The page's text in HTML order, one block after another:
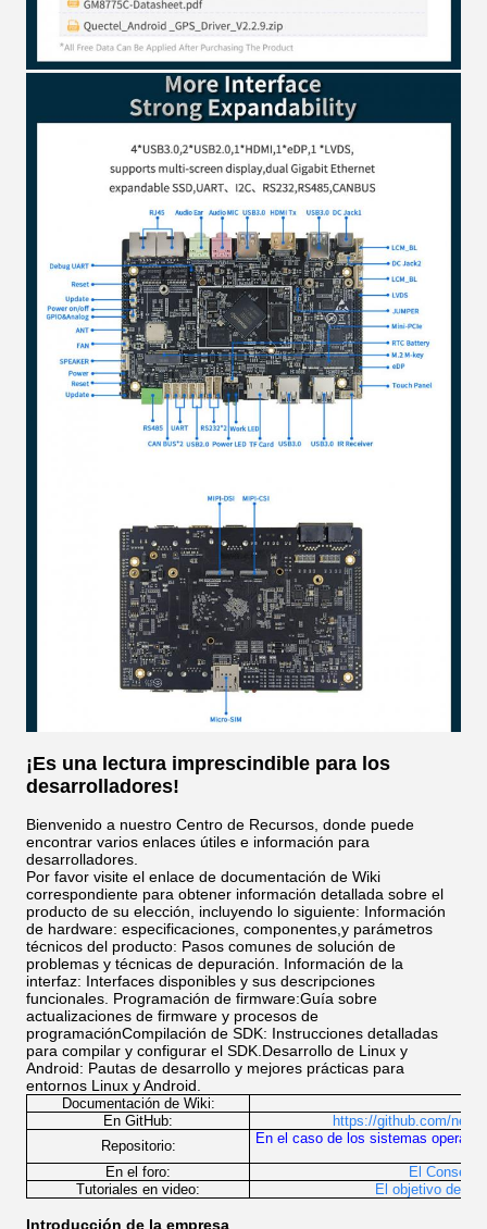
¡Es una lectura imprescindible para los
desarrolladores!
Bienvenido a nuestro Centro de Recursos, donde puede
encontrar varios enlaces útiles e información para
desarrolladores.
Por favor visite el enlace de documentación de Wiki
correspondiente para obtener información detallada sobre el
producto de su elección, incluyendo lo siguiente: Información
de hardware: especificaciones, componentes,y parámetros
técnicos del producto: Pasos comunes de solución de
problemas y técnicas de depuración. Información de la
interfaz: Interfaces disponibles y sus descripciones
funcionales. Programación de firmware:Guía sobre
actualizaciones de firmware y procesos de
programaciónCompilación de SDK: Instrucciones detalladas
para compilar y configurar el SDK.Desarrollo de Linux y
Android: Pautas de desarrollo y mejores prácticas para
entornos Linux y Android.
Documentación de Wiki:
En GitHub:
https://github.com/
Repositorio:
En el caso de los sistemas
En el foro:
El Consejo
Tutoriales en video:
El objetivo de la
Introducción de la empresa